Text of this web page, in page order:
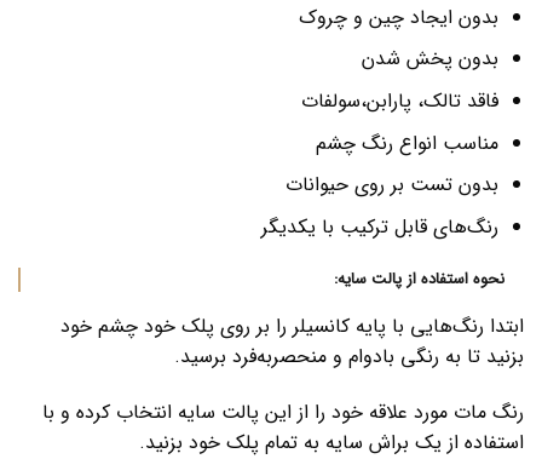
بدون ایجاد چین و چروک
بدون پخش شدن
فاقد تالک، پارابن،سولفات
مناسب انواع رنگ چشم
بدون تست بر روی حیوانات
رنگ‌های قابل ترکیب با یکدیگر
نحوه استفاده از پالت سایه:
ابتدا رنگ‌هایی با پایه کانسیلر را بر روی پلک خود چشم خود
بزنید تا به رنگی بادوام و منحصربه‌فرد برسید.
رنگ مات مورد علاقه خود را از این پالت سایه انتخاب کرده و با
استفاده از یک براش سایه به تمام پلک خود بزنید.